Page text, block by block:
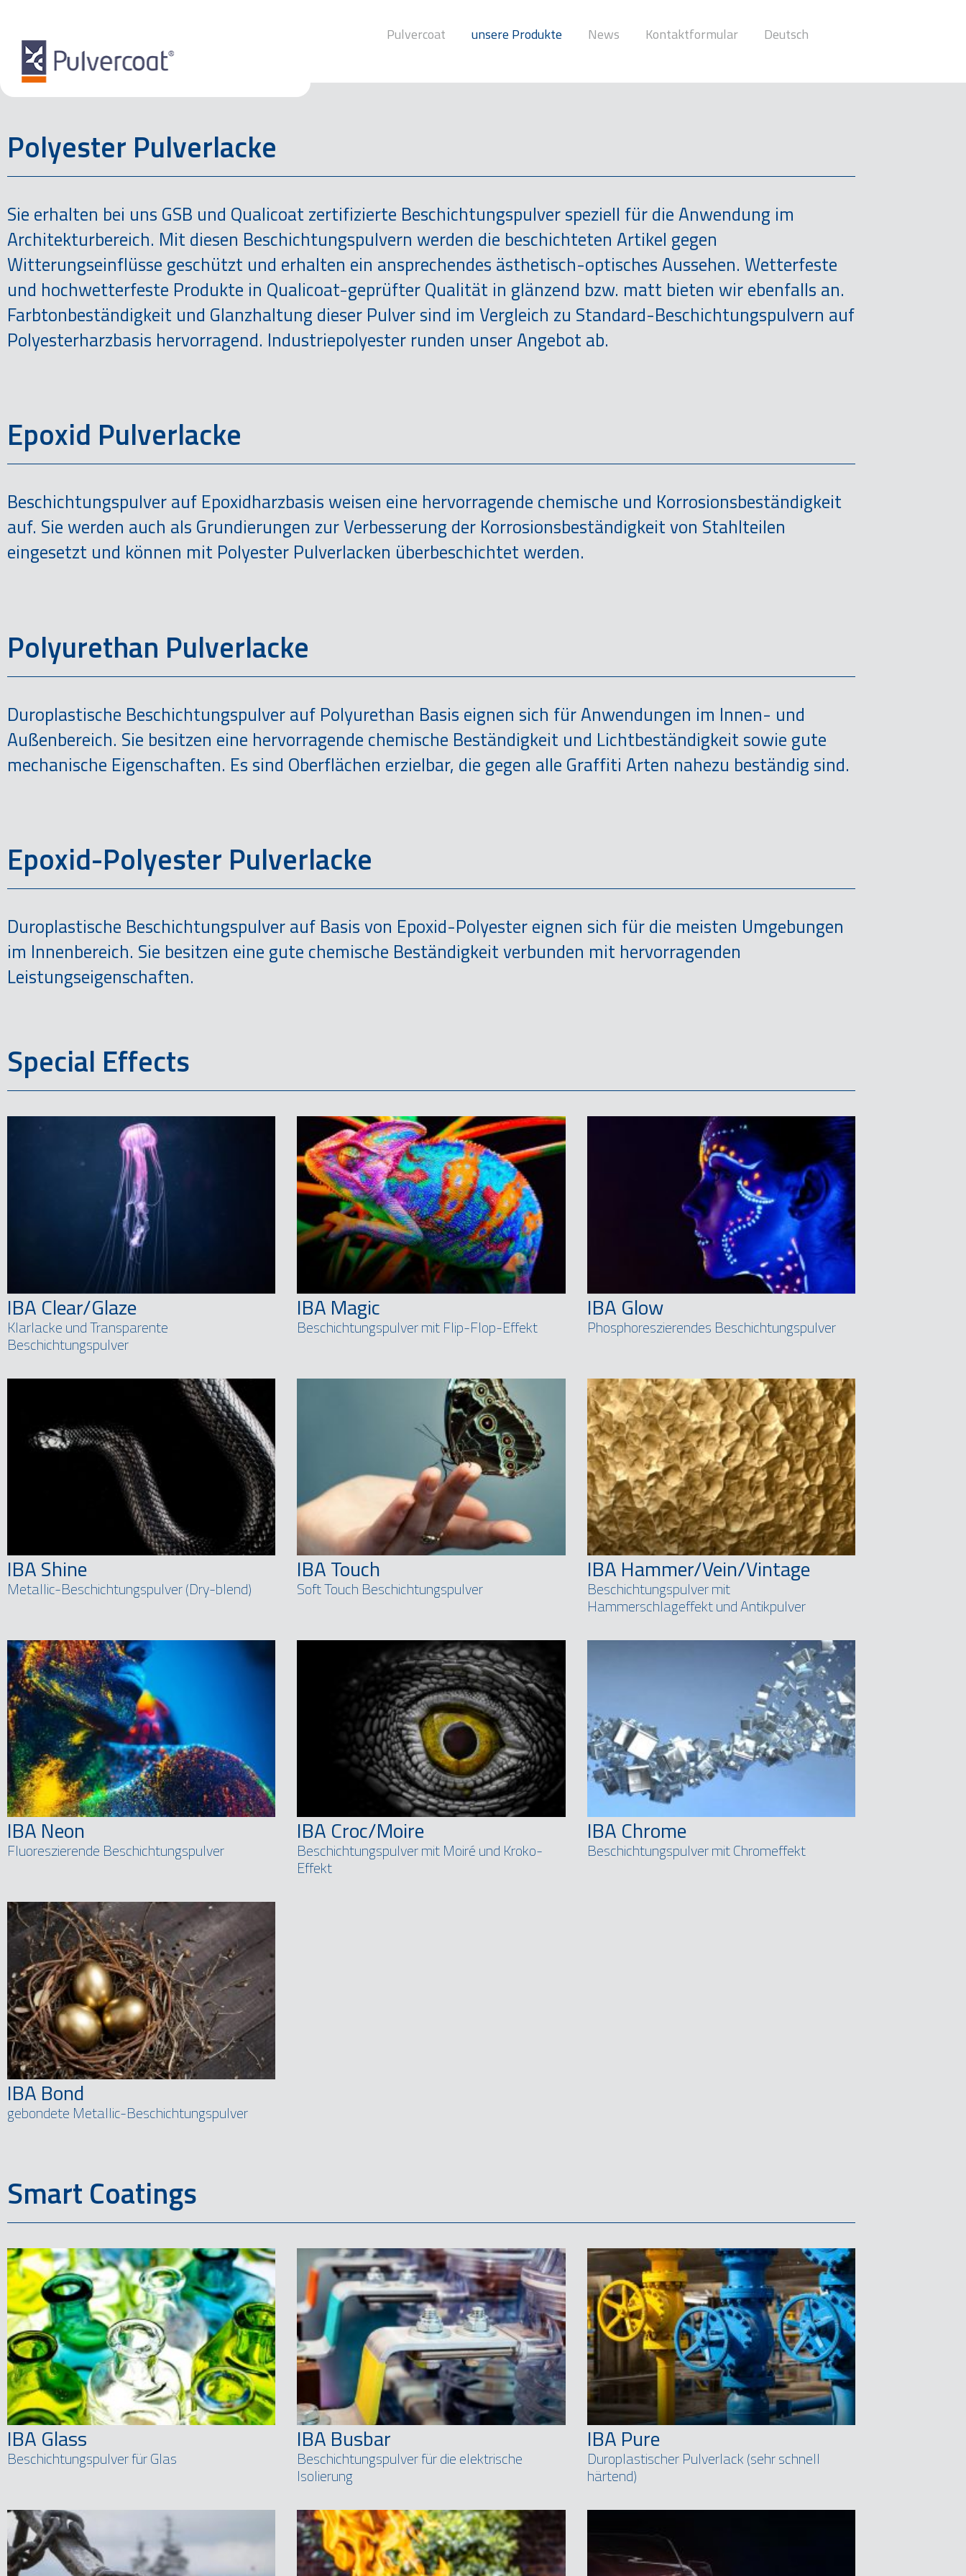
Pulvercoat unsere Produkte News Kontaktformular Deutsch
Polyester Pulverlacke
Sie erhalten bei uns GSB und Qualicoat zertifizierte Beschichtungspulver speziell für die Anwendung im
Architekturbereich. Mit diesen Beschichtungspulvern werden die beschichteten Artikel gegen
Witterungseinflüsse geschützt und erhalten ein ansprechendes ästhetisch-optisches Aussehen. Wetterfeste
und hochwetterfeste Produkte in Qualicoat-geprüfter Qualität in glänzend bzw. matt bieten wir ebenfalls an.
Farbtonbeständigkeit und Glanzhaltung dieser Pulver sind im Vergleich zu Standard-Beschichtungspulvern auf
Polyesterharzbasis hervorragend. Industriepolyester runden unser Angebot ab.
Epoxid Pulverlacke
Beschichtungspulver auf Epoxidharzbasis weisen eine hervorragende chemische und Korrosionsbeständigkeit
auf. Sie werden auch als Grundierungen zur Verbesserung der Korrosionsbeständigkeit von Stahlteilen
eingesetzt und können mit Polyester Pulverlacken überbeschichtet werden.
Polyurethan Pulverlacke
Duroplastische Beschichtungspulver auf Polyurethan Basis eignen sich für Anwendungen im Innen- und
Außenbereich. Sie besitzen eine hervorragende chemische Beständigkeit und Lichtbeständigkeit sowie gute
mechanische Eigenschaften. Es sind Oberflächen erzielbar, die gegen alle Graffiti Arten nahezu beständig sind.
Epoxid-Polyester Pulverlacke
Duroplastische Beschichtungspulver auf Basis von Epoxid-Polyester eignen sich für die meisten Umgebungen
im Innenbereich. Sie besitzen eine gute chemische Beständigkeit verbunden mit hervorragenden
Leistungseigenschaften.
Special Effects
IBA Clear/Glaze
Klarlacke und Transparente
Beschichtungspulver
IBA Magic
Beschichtungspulver mit Flip-Flop-Effekt
IBA Glow
Phosphoreszierendes Beschichtungspulver
IBA Shine
Metallic-Beschichtungspulver (Dry-blend)
IBA Touch
Soft Touch Beschichtungspulver
IBA Hammer/Vein/Vintage
Beschichtungspulver mit
Hammerschlageffekt und Antikpulver
IBA Neon
Fluoreszierende Beschichtungspulver
IBA Croc/Moire
Beschichtungspulver mit Moiré und Kroko-
Effekt
IBA Chrome
Beschichtungspulver mit Chromeffekt
IBA Bond
gebondete Metallic-Beschichtungspulver
Smart Coatings
IBA Glass
Beschichtungspulver für Glas
IBA Busbar
Beschichtungspulver für die elektrische
Isolierung
IBA Pure
Duroplastischer Pulverlack (sehr schnell
härtend)